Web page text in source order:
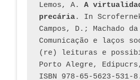
Lemos, A. A
precária. In
Campos, D.; Machado
Comunicação e laços
(re) leituras e
Porto Alegre,
ISBN 978-65-5623-531-